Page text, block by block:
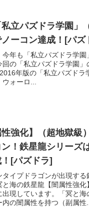
立パズドラ学園」
ーコン達成！[パズ
年も「私立パズドラ学園
の「私立パズドラ学園」
年版の「私立パズドラ
ォーロ...
強化】（超地獄級
！鉄星龍シリーズ
[パズドラ]
イプドラゴンが出現する
海の鉄星龍【闇属性強化
現しています。「冥と海
の闇属性を持つ（副属性...